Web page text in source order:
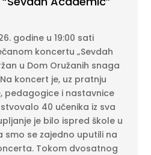
godine u 19:00 sati
koncertu „Sevdah
u Dom Oružanih snaga
koncert je, uz pratnju
pedagogice i nastavnice
40 učenika iz sva
je bilo ispred škole u
smo se zajedno uputili na
Tokom dvosatnog